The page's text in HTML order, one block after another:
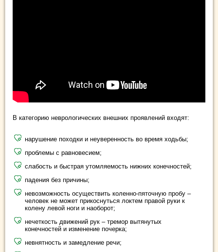
В категорию неврологических внешних проявлений входят:
нарушение походки и неуверенность во время ходьбы;
проблемы с равновесием;
слабость и быстрая утомляемость нижних конечностей;
падения без причины;
невозможность осуществить коленно-пяточную пробу –
человек не может прикоснуться локтем правой руки к
колену левой ноги и наоборот;
нечеткость движений рук – тремор вытянутых
конечностей и изменение почерка;
невнятность и замедление речи;